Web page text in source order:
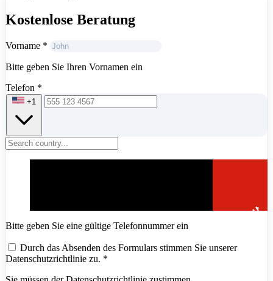
Kostenlose Beratung
Vorname *
Bitte geben Sie Ihren Vornamen ein
Telefon *
+1
Bitte geben Sie eine gültige Telefonnummer ein
Durch das Absenden des Formulars stimmen Sie unserer
Datenschutzrichtlinie zu. *